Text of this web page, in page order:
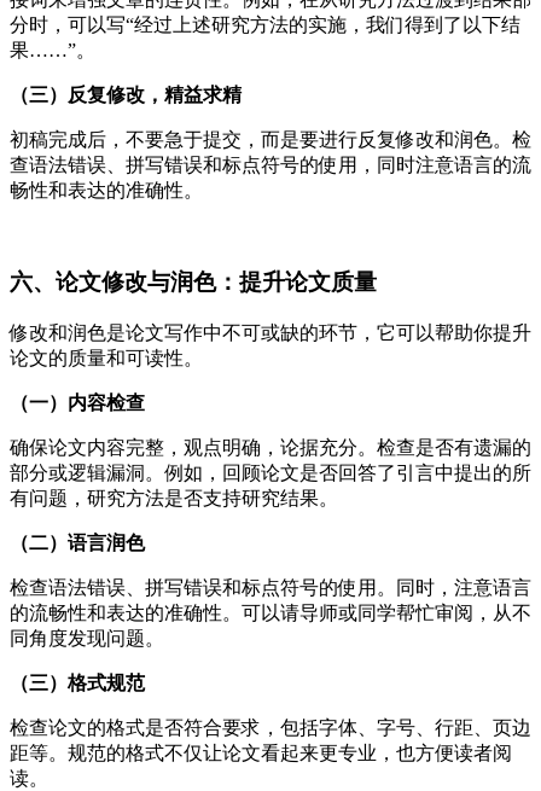
分时，可以写“经过上述研究方法的实施，我们得到了以下结
果……”。
（三）反复修改，精益求精
初稿完成后，不要急于提交，而是要进行反复修改和润色。检
查语法错误、拼写错误和标点符号的使用，同时注意语言的流
畅性和表达的准确性。
六、论文修改与润色：提升论文质量
修改和润色是论文写作中不可或缺的环节，它可以帮助你提升
论文的质量和可读性。
（一）内容检查
确保论文内容完整，观点明确，论据充分。检查是否有遗漏的
部分或逻辑漏洞。例如，回顾论文是否回答了引言中提出的所
有问题，研究方法是否支持研究结果。
（二）语言润色
检查语法错误、拼写错误和标点符号的使用。同时，注意语言
的流畅性和表达的准确性。可以请导师或同学帮忙审阅，从不
同角度发现问题。
（三）格式规范
检查论文的格式是否符合要求，包括字体、字号、行距、页边
距等。规范的格式不仅让论文看起来更专业，也方便读者阅
读。